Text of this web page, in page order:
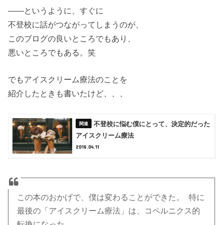
――というように、すぐに
不登校に話がつながってしまうのが、
このブログの良いところでもあり、
悪いところでもある。笑
でもアイスクリーム療法のことを
紹介したときも書いたけど、、、
不登校に悩む僕にとって、決定的だった
アイスクリーム療法
2018.04.11
この本のおかげで、僕は変わることができた。 特に
最後の「アイスクリーム療法」は、コペルニクス的